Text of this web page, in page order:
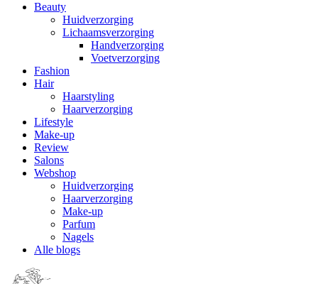
Beauty
Huidverzorging
Lichaamsverzorging
Handverzorging
Voetverzorging
Fashion
Hair
Haarstyling
Haarverzorging
Lifestyle
Make-up
Review
Salons
Webshop
Huidverzorging
Haarverzorging
Make-up
Parfum
Nagels
Alle blogs